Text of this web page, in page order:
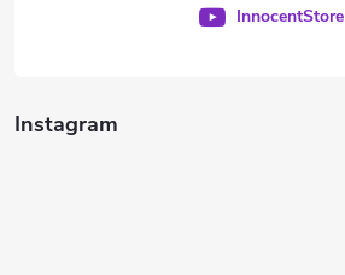
Instagram
InnocentStore